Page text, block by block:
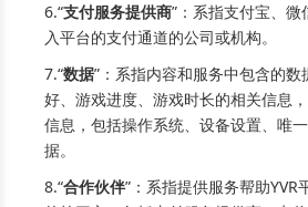
6.“支付服务提供商”：系指支付宝、微
入平台的支付通道的公司或机构。
7.“数据”：系指内容和服务中包含的
好、游戏进度、游戏时长的相关信息
信息，包括操作系统、设备设置、唯
据。
8.“合作伙伴”：系指提供服务帮助YVR